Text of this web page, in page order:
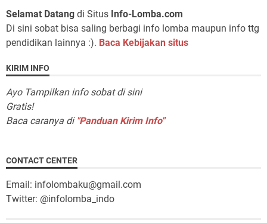
Selamat Datang di Situs Info-Lomba.com
Di sini sobat bisa saling berbagi info lomba maupun info ttg
pendidikan lainnya :). Baca Kebijakan situs
KIRIM INFO
Ayo Tampilkan info sobat di sini
Gratis!
Baca caranya di "Panduan Kirim Info"
CONTACT CENTER
Email: infolombaku@gmail.com
Twitter: @infolomba_indo